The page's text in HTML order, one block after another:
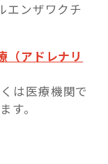
エンザワクチ
（アドレナリ
医療機関で
す。